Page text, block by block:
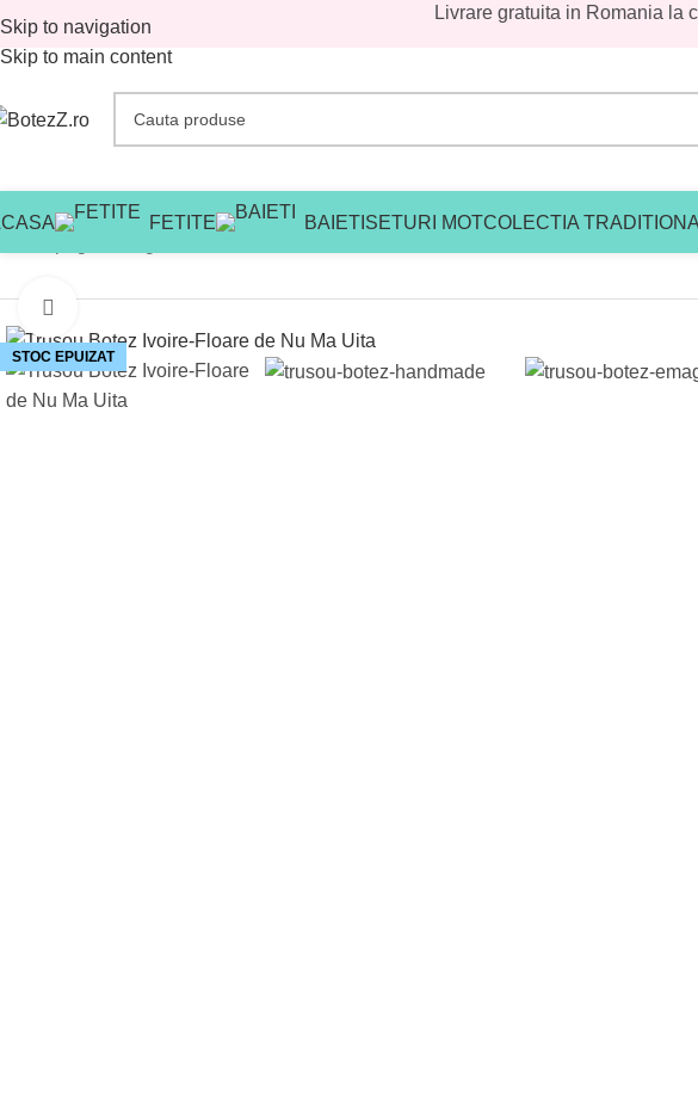
Skip to navigation
Skip to main content
Livrare gratuita in Romania la
FETITE BAIETI SETURI MOTCOLECTIA
STOC EPUIZAT